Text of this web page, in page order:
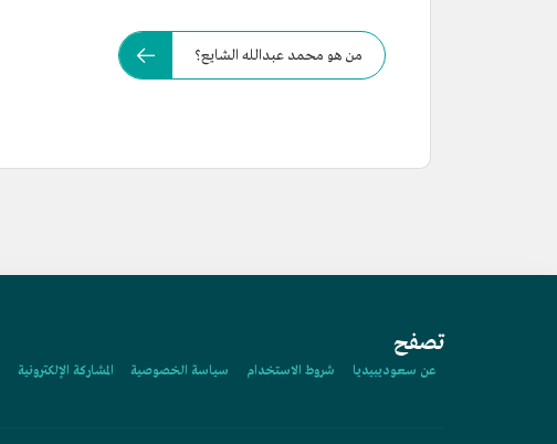
من هو محمد عبدالله الشايع؟
تصفح
عن سعوديبيديا شروط الاستخدام سياسة الخصوصية المشاركة الإلكترونية